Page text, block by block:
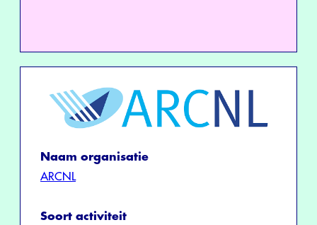
Naam organisatie
ARCNL
Soort activiteit